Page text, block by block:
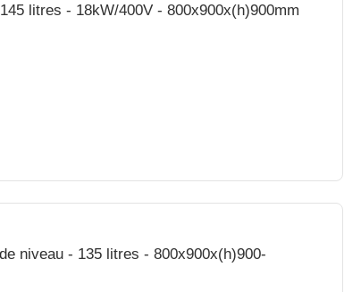
litres - 18kW/400V - 800x900x(h)900mm
niveau - 135 litres - 800x900x(h)900-